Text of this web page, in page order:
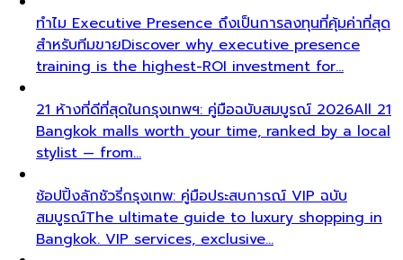
ทำไม Executive Presence ถึงเป็นการลงทุนที่คุ้มค่าที่สุด
สำหรับทีมขายDiscover why executive presence
training is the highest-ROI investment for…
21 ห้างที่ดีที่สุดในกรุงเทพฯ: คู่มือฉบับสมบูรณ์ 2026All 21
Bangkok malls worth your time, ranked by a local
stylist — from…
ช้อปปิ้งลักชัวรี่กรุงเทพ: คู่มือประสบการณ์ VIP ฉบับ
สมบูรณ์The ultimate guide to luxury shopping in
Bangkok. VIP services, exclusive…